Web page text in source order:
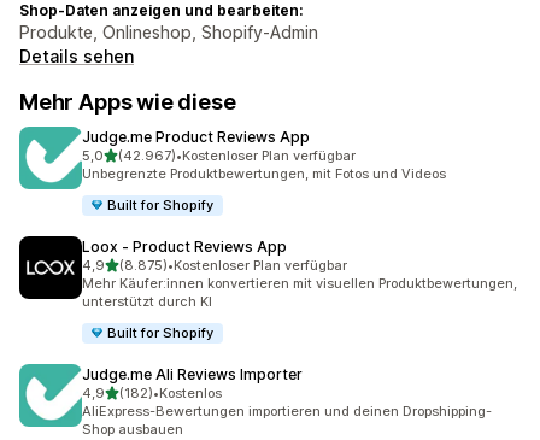
Shop-Daten anzeigen und bearbeiten:
Produkte, Onlineshop, Shopify-Admin
Details sehen
Mehr Apps wie diese
Judge.me Product Reviews App
5,0von 5 Sternen
(42.967)
42967 Rezensionen insgesamt
•Kostenloser Plan verfügbar
Unbegrenzte Produktbewertungen, mit Fotos und Videos
Built for Shopify
Loox ‑ Product Reviews App
4,9von 5 Sternen
(8.875)
8875 Rezensionen insgesamt
•Kostenloser Plan verfügbar
Mehr Käufer:innen konvertieren mit visuellen Produktbewertungen,
unterstützt durch KI
Built for Shopify
Judge.me Ali Reviews Importer
4,9von 5 Sternen
(182)
182 Rezensionen insgesamt
•Kostenlos
AliExpress-Bewertungen importieren und deinen Dropshipping-
Shop ausbauen